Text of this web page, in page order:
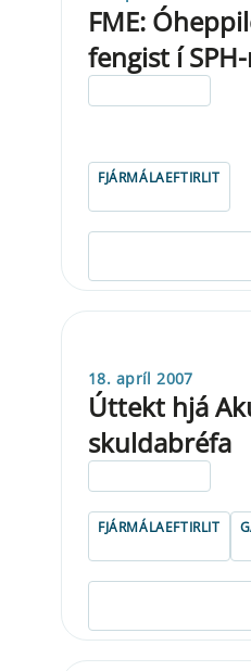
FME:
fengist í
FJÁRMÁLAEFTIRLIT
18. apríl 2007
Úttekt hjá
skuldabréfa
FJÁRMÁLAEFTIRLIT